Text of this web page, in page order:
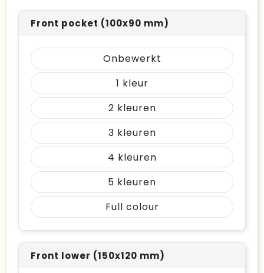
Front pocket (100x90 mm)
Onbewerkt
1
2
3
4
5
Full colour
Front lower (150x120 mm)